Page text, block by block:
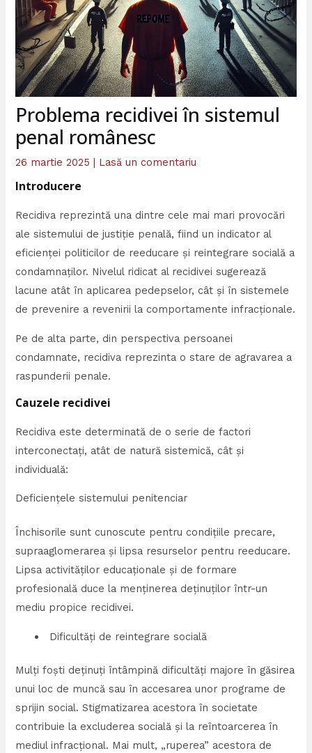
Problema recidivei în sistemul
penal românesc
26 martie 2025| Lasă un comentariu
Introducere
Recidiva reprezintă una dintre cele mai mari provocări
ale sistemului de justiție penală, fiind un indicator al
eficienței politicilor de reeducare și reintegrare socială a
condamnaților. Nivelul ridicat al recidivei sugerează
lacune atât în aplicarea pedepselor, cât și în sistemele
de prevenire a revenirii la comportamente infracționale.
Pe de alta parte, din perspectiva persoanei
condamnate, recidiva reprezinta o stare de agravarea a
raspunderii penale.
Cauzele recidivei
Recidiva este determinată de o serie de factori
interconectați, atât de natură sistemică, cât și
individuală:
Deficiențele sistemului penitenciar
Închisorile sunt cunoscute pentru condițiile precare,
supraaglomerarea și lipsa resurselor pentru reeducare.
Lipsa activităților educaționale și de formare
profesională duce la menținerea deținuților într-un
mediu propice recidivei.
Dificultăți de reintegrare socială
Mulți foști deținuți întâmpină dificultăți majore în găsirea
unui loc de muncă sau în accesarea unor programe de
sprijin social. Stigmatizarea acestora în societate
contribuie la excluderea socială și la reîntoarcerea în
mediul infracțional. Mai mult, „ruperea” acestora de